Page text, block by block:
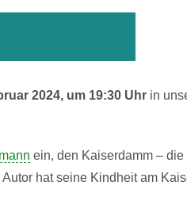
2024, um 19:30 Uhrin
ein, den Kaiserdamm – die
hat seine Kindheit am